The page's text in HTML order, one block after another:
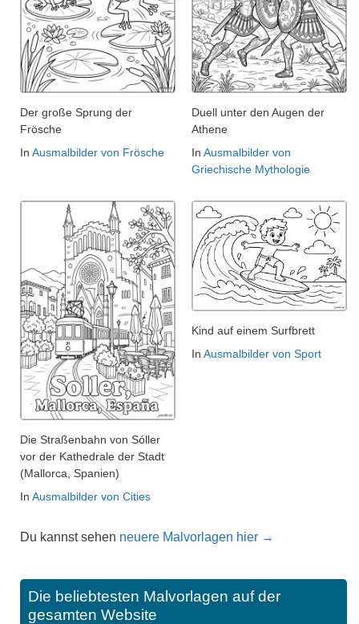
Der große Sprung der
Frösche
In Ausmalbilder von Frösche
Duell unter den Augen der
Athene
In Ausmalbilder von
Griechische Mythologie
Die Straßenbahn von Sóller
vor der Kathedrale der Stadt
(Mallorca, Spanien)
In Ausmalbilder von Cities
Kind auf einem Surfbrett
In Ausmalbilder von Sport
Du kannst sehen neuere Malvorlagen hier →
Die beliebtesten Malvorlagen auf der
gesamten Website